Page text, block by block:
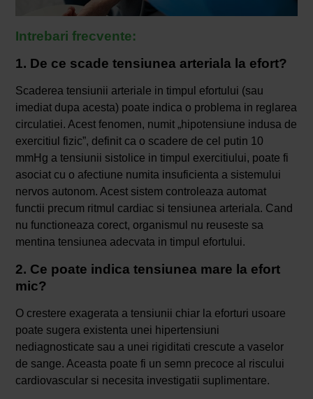
Intrebari frecvente:
1. De ce scade tensiunea arteriala la efort?
Scaderea tensiunii arteriale in timpul efortului (sau
imediat dupa acesta) poate indica o problema in reglarea
circulatiei. Acest fenomen, numit „hipotensiune indusa de
exercitiul fizic”, definit ca o scadere de cel putin 10
mmHg a tensiunii sistolice in timpul exercitiului, poate fi
asociat cu o afectiune numita insuficienta a sistemului
nervos autonom. Acest sistem controleaza automat
functii precum ritmul cardiac si tensiunea arteriala. Cand
nu functioneaza corect, organismul nu reuseste sa
mentina tensiunea adecvata in timpul efortului.
2. Ce poate indica tensiunea mare la efort
mic?
O crestere exagerata a tensiunii chiar la eforturi usoare
poate sugera existenta unei hipertensiuni
nediagnosticate sau a unei rigiditati crescute a vaselor
de sange. Aceasta poate fi un semn precoce al riscului
cardiovascular si necesita investigatii suplimentare.